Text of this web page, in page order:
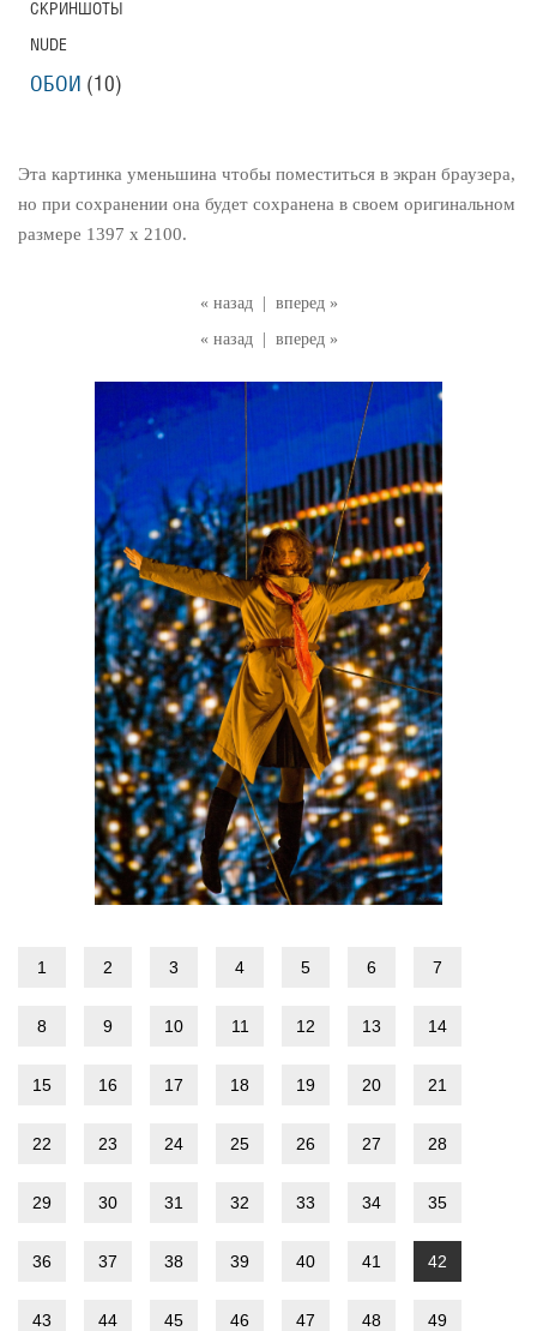
« назад
вперед »
« назад
вперед »
Эта картинка уменьшина чтобы поместиться в экран браузера,
но при сохранении она будет сохранена в своем оригинальном
размере 1397 x 2100.
1 2 3 4 5 6 7
8 9 10 11 12 13 14
15 16 17 18 19 20 21
22 23 24 25 26 27 28
29 30 31 32 33 34 35
36 37 38 39 40 41 42
43 44 45 46 47 48 49
СКРИНШОТЫ
NUDE
ОБОИ (10)